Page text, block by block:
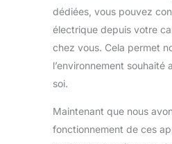
dédiées, vous pouvez
électrique depuis votre
chez vous. Cela permet
l’environnement souhaité
soi.
Maintenant que nous
fonctionnement de ces